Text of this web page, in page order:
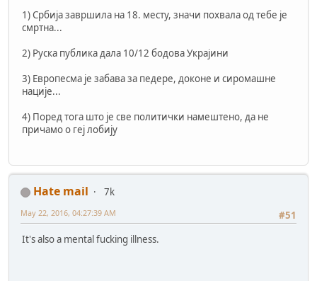
1) Србија завршила на 18. месту, значи похвала од тебе је
смртна...
2) Руска публика дала 10/12 бодова Украјини
3) Европесма је забава за педере, доконе и сиромашне
нације...
4) Поред тога што је све политички намештено, да не
причамо о геј лобију
Hate mail
7k
#51
May 22, 2016, 04:27:39 AM
It's also a mental fucking illness.